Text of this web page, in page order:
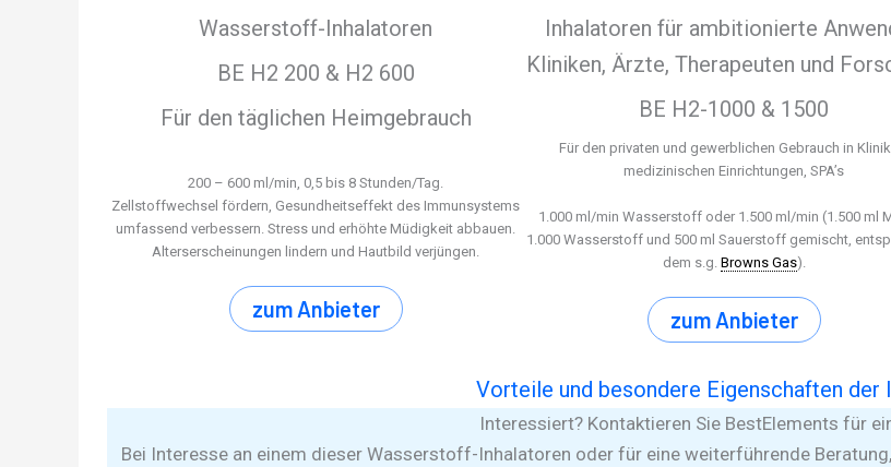
Wasserstoff-Inhalatoren
BE H2 200 & H2 600
Für den täglichen Heimgebrauch
200 – 600 ml/min, 0,5 bis 8 Stunden/Tag.
Zellstoffwechsel fördern, Gesundheitseffekt des Immunsystems
umfassend verbessern. Stress und erhöhte Müdigkeit abbauen.
Alterserscheinungen lindern und Hautbild verjüngen.
zum Anbieter
Inhalatoren für ambitionierte
Kliniken, Ärzte, Therapeuten und
BE H2-1000 & 1500
Für den privaten und gewerblichen Gebrauch in
medizinischen Einrichtungen, SPA’s
1.000 ml/min Wasserstoff oder 1.500 ml/min (1.500 ml
1.000 Wasserstoff und 500 ml Sauerstoff gemischt,
dem s.g. Browns Gas).
zum Anbieter
Vorteile und besondere Eigenschaften der
Interessiert? Kontaktieren Sie BestElements für
Bei Interesse an einem dieser Wasserstoff-Inhalatoren oder für eine weiterführende